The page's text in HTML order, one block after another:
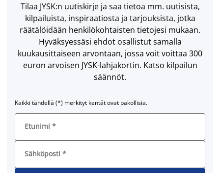
Tilaa JYSK:n uutiskirje ja saa tietoa mm. uutisista,
kilpailuista, inspiraatiosta ja tarjouksista, jotka
räätälöidään henkilökohtaisten tietojesi mukaan.
Hyväksyessäsi ehdot osallistut samalla
kuukausittaiseen arvontaan, jossa voit voittaa 300
euron arvoisen JYSK-lahjakortin. Katso kilpailun
säännöt.
Kaikki tähdellä (*) merkityt kentät ovat pakollisia.
Etunimi *
Sähköposti *